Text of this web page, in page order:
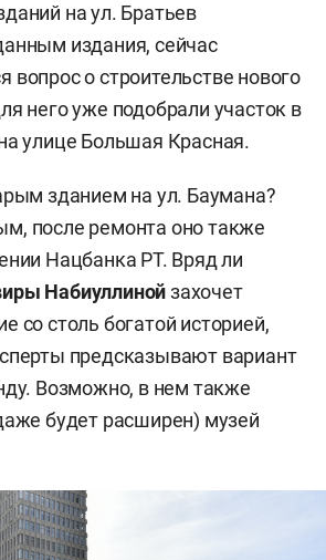
на ул. Братьев
издания, сейчас
вопрос о строительстве нового
него уже подобрали участок в
улице Большая Красная.
зданием на ул. Баумана?
после ремонта оно также
Нацбанка РТ. Вряд ли
Набиуллинойзахочет
со столь богатой историей,
предсказывают вариант
Возможно, в нем также
будет расширен) музей